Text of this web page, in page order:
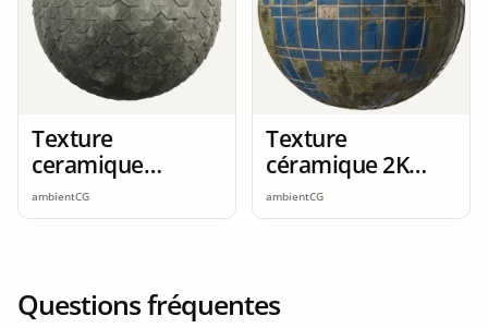
Texture
ceramique
ardoise 2K
seamless
ambientCG
Texture
céramique 2K
seamless
ambientCG
Questions fréquentes